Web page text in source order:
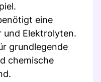
eine
und Elektrolyten.
grundlegende
chemische